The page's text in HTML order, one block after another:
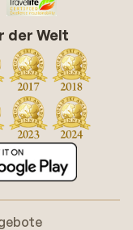
der Welt